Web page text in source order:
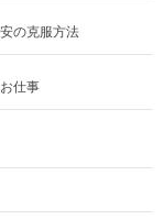
の克服方法
仕事